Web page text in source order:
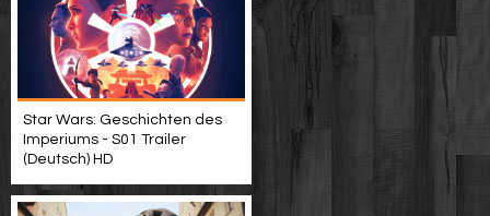
Star Wars: Geschichten des
Imperiums - S01 Trailer
(Deutsch) HD